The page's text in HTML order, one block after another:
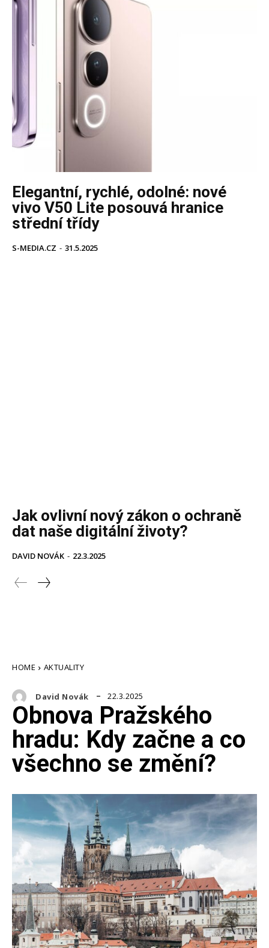
Elegantní, rychlé, odolné: nové
vivo V50 Lite posouvá hranice
střední třídy
S-MEDIA.CZ - 31.5.2025
Jak ovlivní nový zákon o ochraně
dat naše digitální životy?
DAVID NOVÁK - 22.3.2025